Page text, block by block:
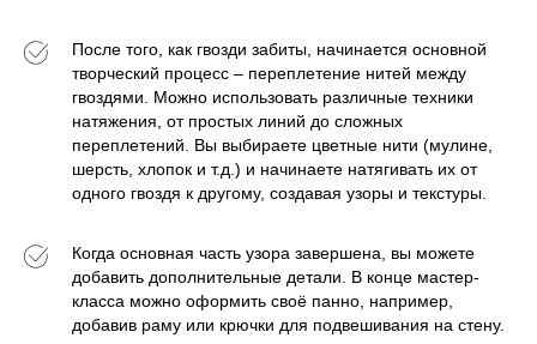
После того, как гвозди забиты, начинается основной
творческий процесс – переплетение нитей между
гвоздями. Можно использовать различные техники
натяжения, от простых линий до сложных
переплетений. Вы выбираете цветные нити (мулине,
шерсть, хлопок и т.д.) и начинаете натягивать их от
одного гвоздя к другому, создавая узоры и текстуры.
Когда основная часть узора завершена, вы можете
добавить дополнительные детали. В конце мастер-
класса можно оформить своё панно, например,
добавив раму или крючки для подвешивания на стену.